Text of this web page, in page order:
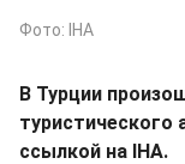
Фото: IHA
В Турции
туристического
ссылкой на IHA.